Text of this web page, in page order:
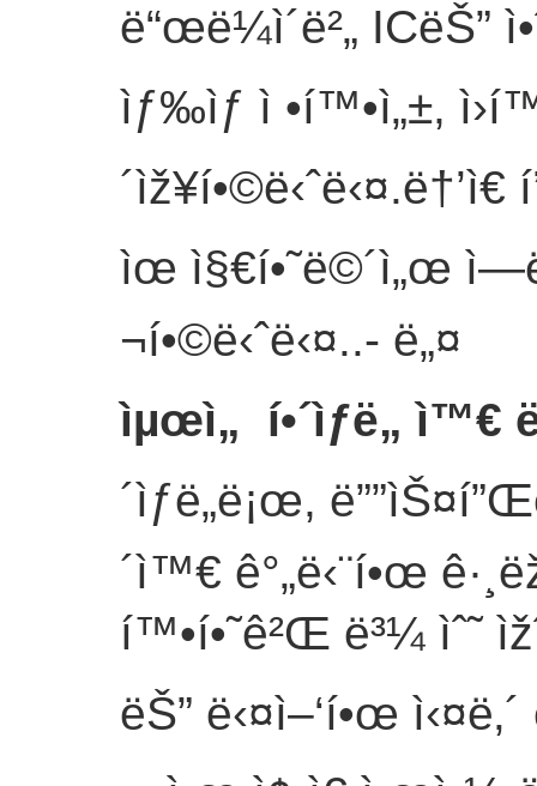
ë“œë¼ì´ë²„ ICëŠ”
ìƒ‰ìƒ ì •í™•ì„±,
´ìž¥í•©ë‹ˆë‹¤.ë†’ì€
ìœ ì§€í•˜ë©´ì„œ
¬í•©ë‹ˆë‹¤..- ë„¤
ìµœì„ í•´ìƒë„ ì™€
´ìƒë„ë¡œ,
´ì™€ ê°„ë‹¨í•œ
í™•í•˜ê²Œ ë³¼ ìˆ˜
ëŠ” ë‹¤ì–‘í•œ